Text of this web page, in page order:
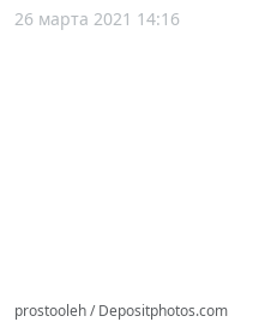
26 марта 2021 14:16
prostooleh / Depositphotos.com